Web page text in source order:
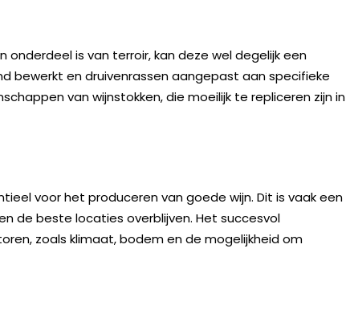
is van terroir, kan deze wel degelijk een
bewerkt en druivenrassen aangepast aan specifieke
van wijnstokken, die moeilijk te repliceren zijn in
voor het produceren van goede wijn. Dit is vaak een
de beste locaties overblijven. Het succesvol
zoals klimaat, bodem en de mogelijkheid om